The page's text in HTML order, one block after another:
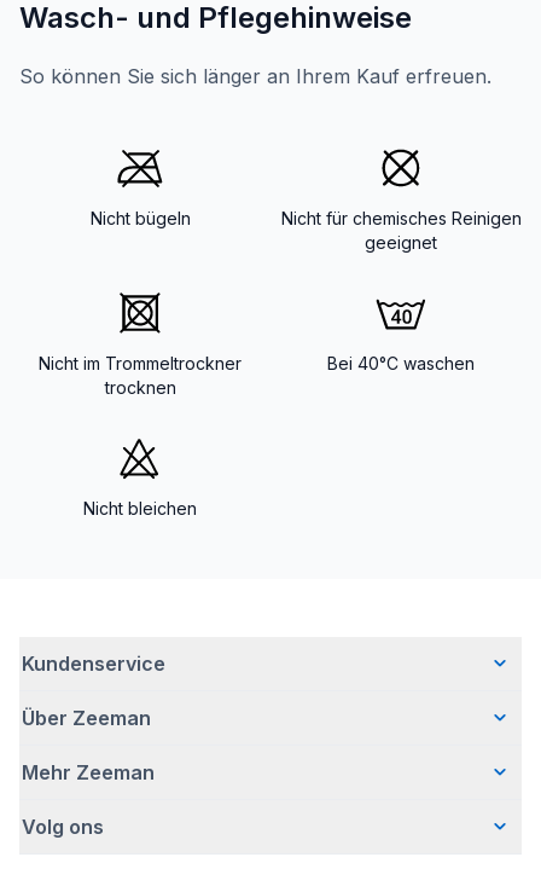
Wasch- und Pflegehinweise
So können Sie sich länger an Ihrem Kauf erfreuen.
Nicht bügeln
Nicht für chemisches Reinigen
geeignet
Nicht im Trommeltrockner
trocknen
Bei 40°C waschen
Nicht bleichen
Kundenservice
Häufig gestellte Fragen
Lieferung
Garantie
Über Zeeman
Wer wir sind
Verantwortungsvoll Geschäfte machen
Mehr Zeeman
Presse
Volg ons